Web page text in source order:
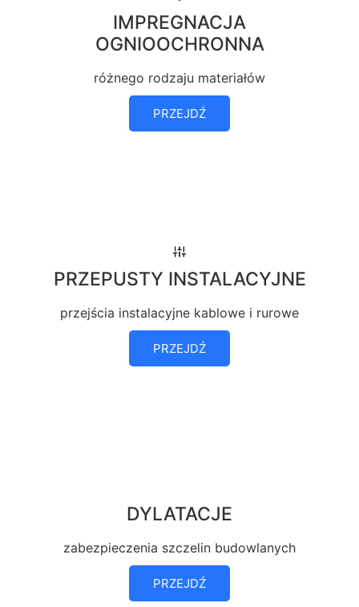
IMPREGNACJA
OGNIOOCHRONNA
różnego rodzaju materiałów
PRZEJDŹ
PRZEPUSTY INSTALACYJNE
przejścia instalacyjne kablowe i rurowe
PRZEJDŹ
DYLATACJE
zabezpieczenia szczelin budowlanych
PRZEJDŹ